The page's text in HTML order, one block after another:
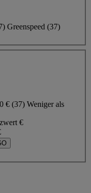
) Greenspeed (37)
€ (37) Weniger als
€